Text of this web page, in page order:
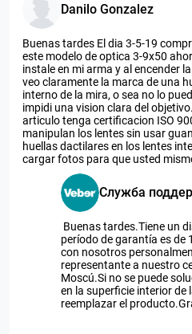
Danilo Gonzalez
Buenas tardes El dia 3-5-19
este modelo de optica 3-9x50
instale en mi arma y al encender
veo claramente la marca de una
interno de la mira, o sea no lo
impidi una vision clara del
articulo tenga certificacion ISO
manipulan los lentes sin usar
huellas dactilares en los lentes
cargar fotos para que usted
Служба
Buenas tardes.Tiene un
período de garantía es de
con nosotros
representante a nuestro
Moscú.Si no se puede
en la superficie interior de
reemplazar el